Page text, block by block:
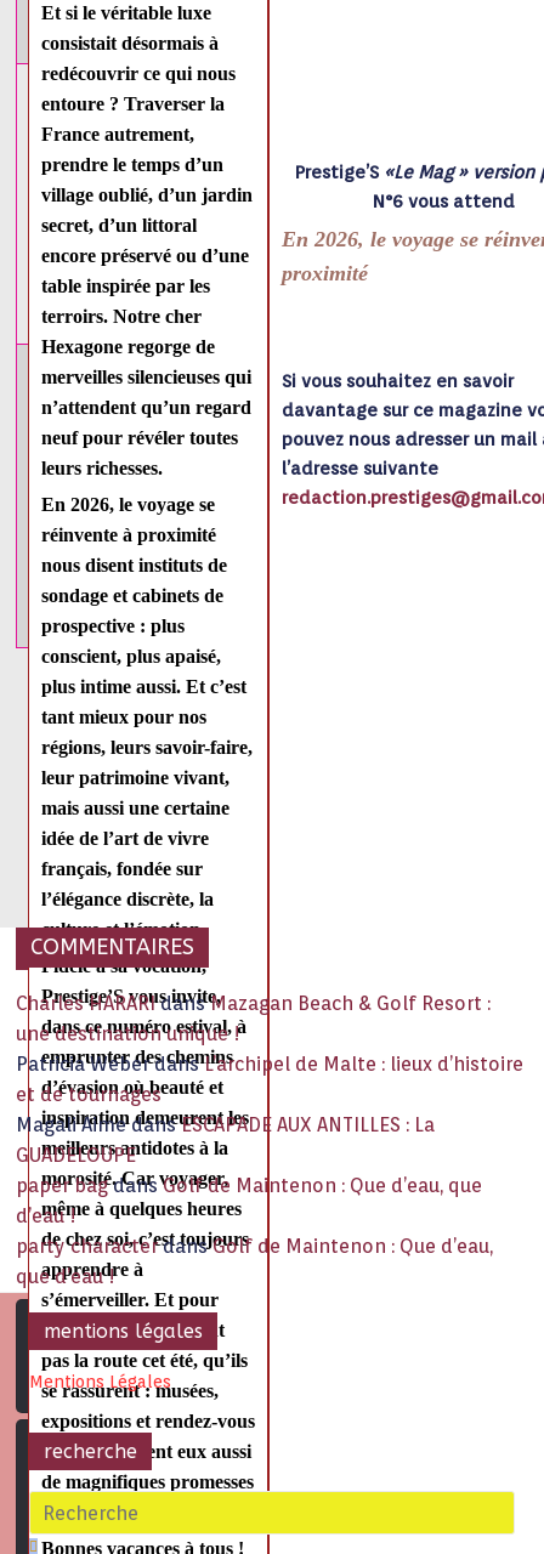
Et si le véritable luxe
consistait désormais à
redécouvrir ce qui nous
entoure ? Traverser la
France autrement,
prendre le temps d’un
village oublié, d’un jardin
secret, d’un littoral
encore préservé ou d’une
table inspirée par les
terroirs. Notre cher
Hexagone regorge de
merveilles silencieuses qui
n’attendent qu’unregard
neuf pour révéler toutes
leurs richesses.
En 2026, le voyage se
réinvente à proximité
nous disent instituts de
sondage et cabinets de
prospective : plus
conscient, plus apaisé,
plus intime aussi. Et c’est
tant mieux pour nos
régions, leurs savoir-faire,
leur patrimoine vivant,
mais aussi une certaine
idée de l’art de vivre
français, fondée sur
l’élégance discrète, la
culture et l’émotion.
Fidèle à sa vocation,
Prestige’Svous invite,
dans ce numéro estival, à
emprunter des chemins
d’évasion où beauté et
inspiration demeurent les
meilleurs antidotes à la
morosité. Car voyager,
même à quelques heures
dechez soi, c’est toujours
apprendre à
s’émerveiller. Et pour
ceux qui ne prendront
pas la route cet été, qu’ils
se rassurent : musées,
expositions et rendez-vous
culturels offrent eux aussi
de magnifiques promesses
d’évasionintérieure.
Bonnes vacances à tous !
Prestige’S «Le Mag » version
N°6 vous attend
En 2026, le voyage se
proximité
Si vous souhaitez en savoir
davantage sur ce magazine
pouvez nous adresser un mail
l’adresse suivante
COMMENTAIRES
Charles HARARIdansMazagan Beach & Golf Resort :
une destination unique !
Patricia WeberdansL’archipel de Malte : lieux d’histoire
et de tournages
Magali AimedansESCAPADE AUX ANTILLES : La
GUADELOUPE
paper bagdansGolf de Maintenon : Que d’eau, que
d’eau !
party characterdansGolf de Maintenon : Que d’eau,
que d’eau !
mentions légales
Mentions Légales
recherche